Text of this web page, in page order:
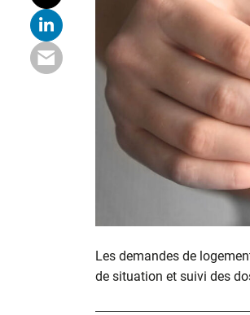
Les demandes de
de situation et suivi des